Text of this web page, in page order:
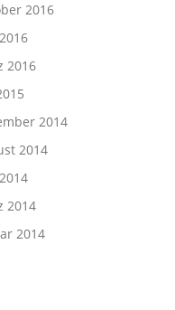
2016
2016
2014
2014
2014
2014